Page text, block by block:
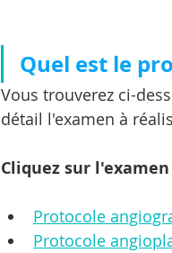
Quel est le
Vous trouverez ci-
détail l'examen à
Cliquez sur
Protocole
Protocole